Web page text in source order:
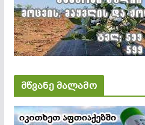
მწვანე მალამო